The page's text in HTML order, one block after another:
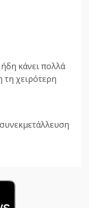
ήδη κάνει πολλά
τη χειρότερη